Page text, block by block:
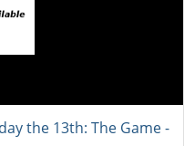
the 13th: The Game -